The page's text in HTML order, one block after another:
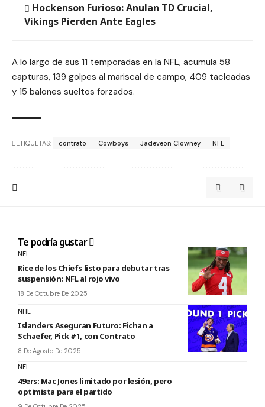
Hockenson Furioso: Anulan TD Crucial,
Vikings Pierden Ante Eagles
A lo largo de sus 11 temporadas en la NFL, acumula 58
capturas, 139 golpes al mariscal de campo, 409 tacleadas
y 15 balones sueltos forzados.
ETIQUETAS: contrato Cowboys Jadeveon Clowney NFL
Te podría gustar
NFL
Rice de los Chiefs listo para debutar tras
suspensión: NFL al rojo vivo
18 De Octubre De 2025
NHL
Islanders Aseguran Futuro: Fichan a
Schaefer, Pick #1, con Contrato
8 De Agosto De 2025
NFL
49ers: Mac Jones limitado por lesión, pero
optimista para el partido